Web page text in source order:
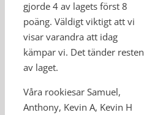
gjorde 4 av lagets först 8
poäng. Väldigt viktigt att vi
visar varandra att idag
kämpar vi. Det tänder resten
av laget.
Våra rookiesar Samuel,
Anthony, Kevin A, Kevin H